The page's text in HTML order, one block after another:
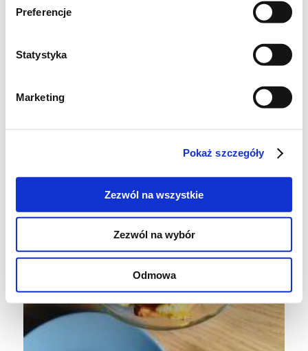
Preferencje
Statystyka
Marketing
Pokaż szczegóły
Zezwól na wszystkie
Zezwól na wybór
Odmowa
2 duże ząbki czosnku
sól i pieprz